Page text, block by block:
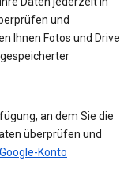
und
Ihnen Fotos und Drive
an dem Sie die
überprüfen und
Google-Konto